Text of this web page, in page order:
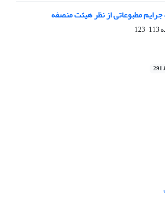
مطبوعاتی از نظر هیئت منصفه
113-123